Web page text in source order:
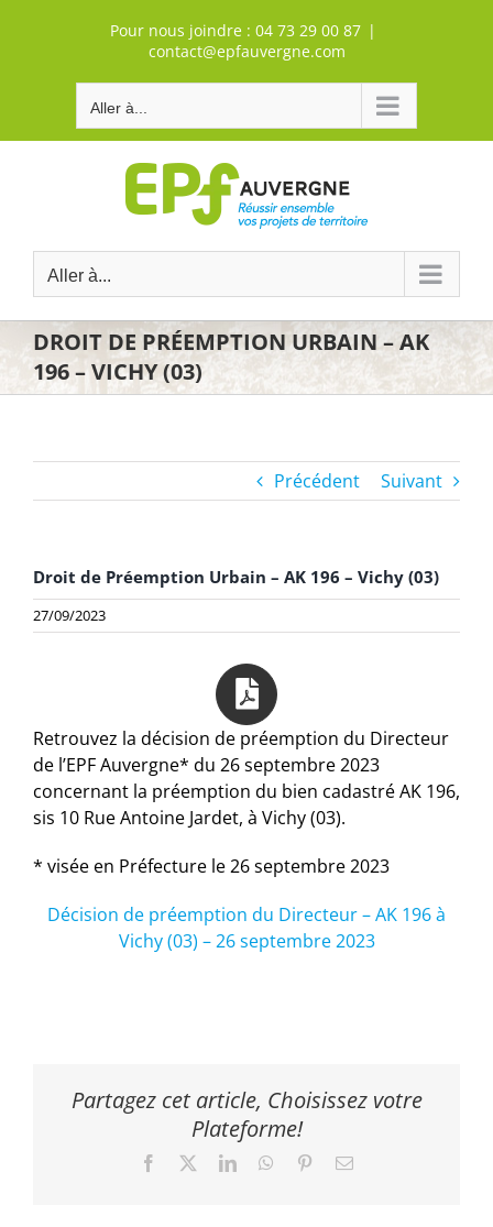
Pour nous joindre : 04 73 29 00 87 |
contact@epfauvergne.com
Aller à...
Aller à...
DROIT DE PRÉEMPTION URBAIN – AK
196 – VICHY (03)
Précédent Suivant
Droit de Préemption Urbain – AK 196 – Vichy (03)
27/09/2023
Retrouvez la décision de préemption du Directeur
de l’EPF Auvergne* du 26 septembre 2023
concernant la préemption du bien cadastré AK 196,
sis 10 Rue Antoine Jardet, à Vichy (03).
* visée en Préfecture le 26 septembre 2023
Décision de préemption du Directeur – AK 196 à
Vichy (03) – 26 septembre 2023
Partagez cet article, Choisissez votre
Plateforme!
Facebook LinkedInWhatsApp
PinterestEmail